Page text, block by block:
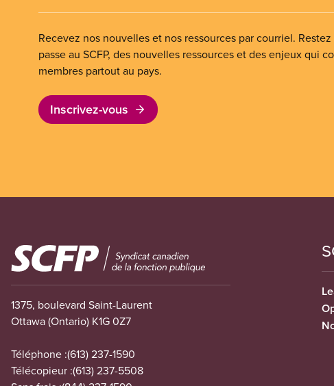
Recevez nos nouvelles et nos ressources par courriel.
passe au SCFP, des nouvelles ressources et des enjeux qui
membres partout au pays.
Inscrivez-vous
Image
1375, boulevard Saint-Laurent
Ottawa (Ontario) K1G 0Z7
Téléphone :(613) 237-1590
Télécopieur :(613) 237-5508